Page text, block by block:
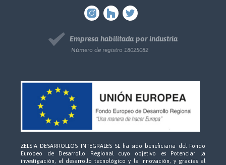
Empresa habilitada por industria
Número de registro 18025082
ZELSIA DESARROLLOS INTEGRALES SL ha sido beneficiaria del Fondo
Europeo de Desarrollo Regional cuyo objetivo es Potenciar la
investigación, el desarrollo tecnológico y la innovación, y gracias al